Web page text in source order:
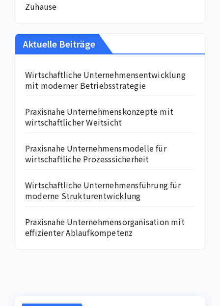
Zuhause
Aktuelle Beiträge
Wirtschaftliche Unternehmensentwicklung
mit moderner Betriebsstrategie
Praxisnahe Unternehmenskonzepte mit
wirtschaftlicher Weitsicht
Praxisnahe Unternehmensmodelle für
wirtschaftliche Prozesssicherheit
Wirtschaftliche Unternehmensführung für
moderne Strukturentwicklung
Praxisnahe Unternehmensorganisation mit
effizienter Ablaufkompetenz